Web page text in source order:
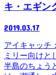
キ・エギン
2019.03.17
アイキャッチ
ミリー向けと
半島のちょう